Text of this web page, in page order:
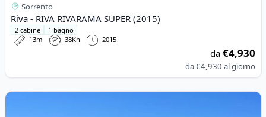
Sorrento
Riva - RIVA RIVARAMA SUPER (2015)
2 cabine
1 bagno
13m
38Kn 2015
da€4,930
da€4,930 al giorno
View details for Ilver - piper (2010)